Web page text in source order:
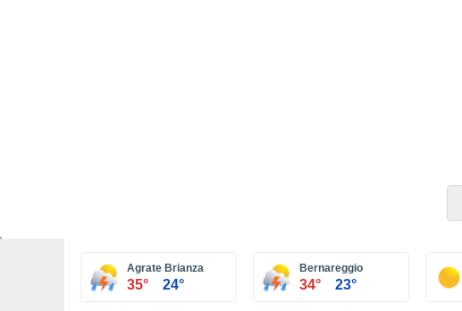
Agrate Brianza
35° 24°
Bernareggio
34° 23°